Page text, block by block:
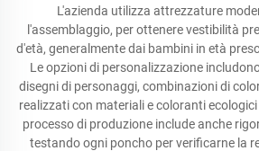
L'azienda utilizza attrezzature
l'assemblaggio, per ottenere vestibilità
d'età, generalmente dai bambini in età
Le opzioni di personalizzazione
disegni di personaggi, combinazioni di
realizzati con materiali e coloranti ecologici
processo di produzione include anche
testando ogni poncho per verificarne la